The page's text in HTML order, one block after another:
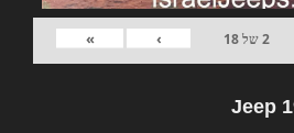
2של18
›
»